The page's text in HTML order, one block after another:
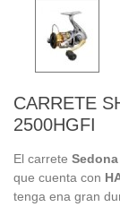
CARRETE
2500HGFI
El carrete Sedona
que cuenta con
tenga ena gran